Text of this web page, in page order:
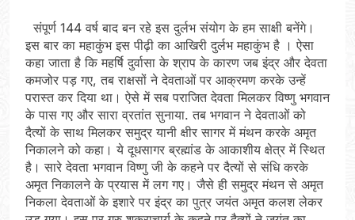
संपूर्ण 144 वर्ष बाद बन रहे इस दुर्लभ संयोग के हम साक्षी बनेंगे।
इस बार का महाकुंभ इस पीढ़ी का आखिरी दुर्लभ महाकुंभ है । ऐसा
कहा जाता है कि महर्षि दुर्वासा के श्राप के कारण जब इंद्र और देवता
कमजोर पड़ गए, तब राक्षसों ने देवताओं पर आक्रमण करके उन्हें
परास्त कर दिया था। ऐसे में सब पराजित देवता मिलकर विष्णु भगवान
के पास गए और सारा व्रतांत सुनाया. तब भगवान ने देवताओं को
दैत्यों के साथ मिलकर समुद्र यानी क्षीर सागर में मंथन करके अमृत
निकालने को कहा। ये दूधसागर ब्रह्मांड के आकाशीय क्षेत्र में स्थित
है। सारे देवता भगवान विष्णु जी के कहने पर दैत्यों से संधि करके
अमृत निकालने के प्रयास में लग गए। जैसे ही समुद्र मंथन से अमृत
निकला देवताओं के इशारे पर इंद्र का पुत्र जयंत अमृत कलश लेकर